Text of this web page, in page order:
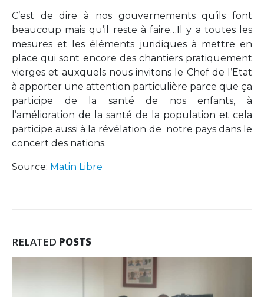
C’est de dire à nos gouvernements qu’ils font
beaucoup mais qu’il reste à faire…Il y a toutes les
mesures et les éléments juridiques à mettre en
place qui sont encore des chantiers pratiquement
vierges et auxquels nous invitons le Chef de l’Etat
à apporter une attention particulière parce que ça
participe de la santé de nos enfants, à
l’amélioration de la santé de la population et cela
participe aussi à la révélation de notre pays dans le
concert des nations.
Source: Matin Libre
RELATED POSTS